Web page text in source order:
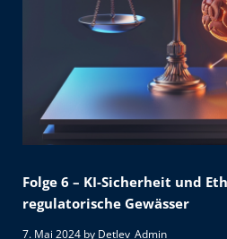
Folge 6 – KI-Sicherheit und
regulatorische Gewässer
7. Mai 2024 by Detlev_Admin